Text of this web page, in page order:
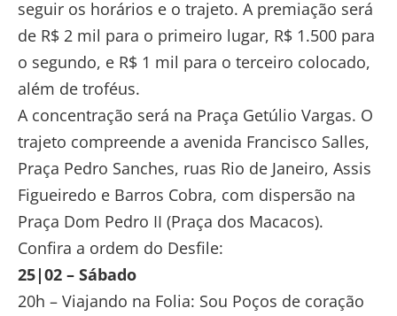
seguir os horários e o trajeto. A premiação será
de R$ 2 mil para o primeiro lugar, R$ 1.500 para
o segundo, e R$ 1 mil para o terceiro colocado,
além de troféus.
A concentração será na Praça Getúlio Vargas. O
trajeto compreende a avenida Francisco Salles,
Praça Pedro Sanches, ruas Rio de Janeiro, Assis
Figueiredo e Barros Cobra, com dispersão na
Praça Dom Pedro II (Praça dos Macacos).
Confira a ordem do Desfile:
25|02 – Sábado
20h – Viajando na Folia: Sou Poços de coração